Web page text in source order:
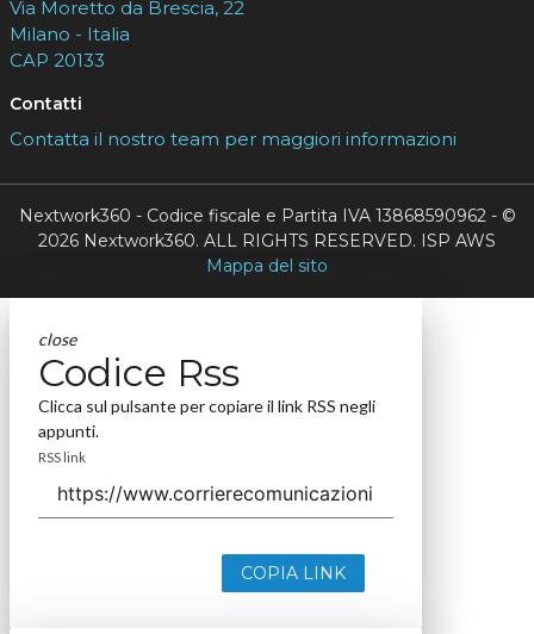
Via Moretto da Brescia, 22
Milano - Italia
CAP 20133
Contatti
Contatta il nostro team per maggiori informazioni
Nextwork360 - Codice fiscale e Partita IVA 13868590962 - ©
2026 Nextwork360. ALL RIGHTS RESERVED. ISP AWS
Mappa del sito
close
Codice Rss
Clicca sul pulsante per copiare il link RSS negli
appunti.
RSS link
COPIA LINK